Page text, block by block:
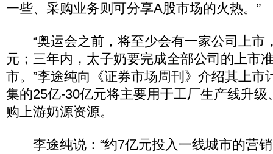
一些、采购业务则可分享A股市场的火热。”
“奥运会之前，将至少会有一家公司上市
元；三年内，太子奶要完成全部公司的上市
市。”李途纯向《证券市场周刊》介绍其上市
集的25亿-30亿元将主要用于工厂生产线升
购上游奶源资源。
李途纯说：“约7亿元投入一线城市的营销